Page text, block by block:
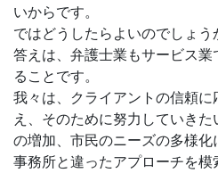
いからです。
ではどうしたらよいのでしょう
答えは、弁護士業もサービス
ることです。
我々は、クライアントの信頼
え、そのために努力していき
の増加、市民のニーズの多様
事務所と違ったアプローチを模